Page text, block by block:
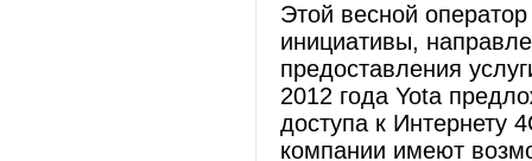
Этой весной
инициативы,
предоставления
2012 года Yota
доступа к Интернету
компании имеют